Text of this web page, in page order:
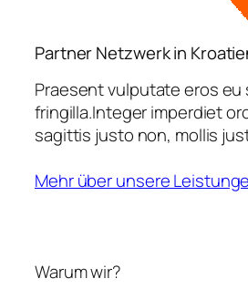
Partner Netzwerk in
Praesent vulputate eros eu
fringilla.Integer imperdiet
sagittis justo non, mollis
Mehr über unsere
Warum wir?